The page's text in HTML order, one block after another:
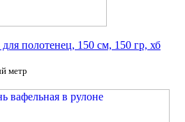
полотенец, 150 см, 150 гр, хб
метр